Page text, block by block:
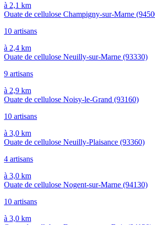
à 2,1 km
Ouate de cellulose Champigny-sur-Marne
10 artisans
à 2,4 km
Ouate de cellulose Neuilly-sur-Marne (93330)
9 artisans
à 2,9 km
Ouate de cellulose Noisy-le-Grand (93160)
10 artisans
à 3,0 km
Ouate de cellulose Neuilly-Plaisance (93360)
4 artisans
à 3,0 km
Ouate de cellulose Nogent-sur-Marne (94130)
10 artisans
à 3,0 km